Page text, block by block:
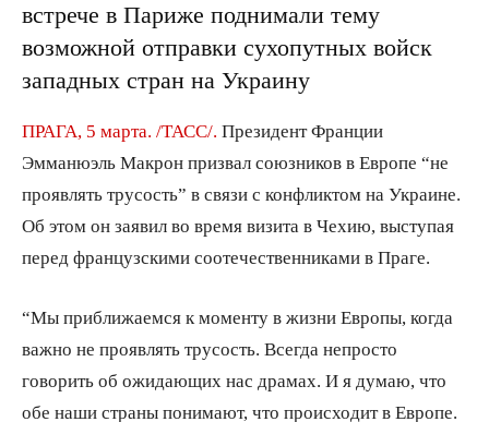
встрече в Париже поднимали тему
возможной отправки сухопутных войск
западных стран на Украину
ПРАГА, 5 марта. /ТАСС/. Президент Франции
Эмманюэль Макрон призвал союзников в Европе “не
проявлять трусость” в связи с конфликтом на Украине.
Об этом он заявил во время визита в Чехию, выступая
перед французскими соотечественниками в Праге.
“Мы приближаемся к моменту в жизни Европы, когда
важно не проявлять трусость. Всегда непросто
говорить об ожидающих нас драмах. И я думаю, что
обе наши страны понимают, что происходит в Европе.